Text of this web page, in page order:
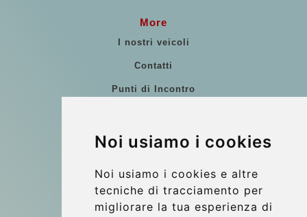
Noi usiamo i cookies
Noi usiamo i cookies e altre
tecniche di tracciamento per
migliorare la tua esperienza di
More
I nostri veicoli
Contatti
Punti di Incontro
Riferimenti
Update cookies preferences